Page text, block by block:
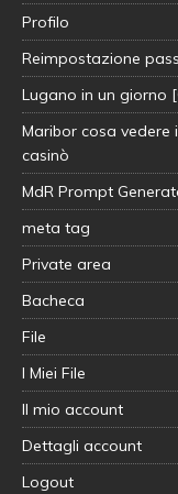
Profilo
Reimpostazione
Lugano in un giorno
Maribor cosa vedere
casinò
MdR Prompt
meta tag
Private area
Bacheca
File
I Miei File
Il mio account
Dettagli account
Logout